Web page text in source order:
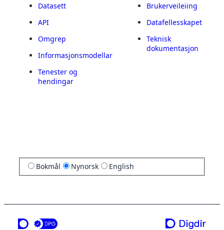
Datasett
API
Omgrep
Informasjonsmodellar
Tenester og
hendingar
Brukerveileiing
Datafellesskapet
Teknisk
dokumentasjon
Bokmål Nynorsk English